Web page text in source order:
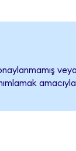
amacıyla